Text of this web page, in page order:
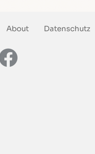
About Datenschutz